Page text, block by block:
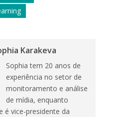
Karakeva
Sophia tem 20 anos de
experiência no setor de
monitoramento e análise
de mídia, enquanto
é vice-presidente da